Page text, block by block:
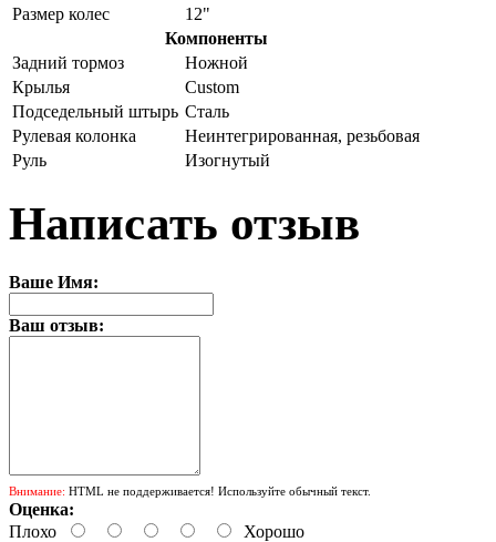
Размер колес
12"
Компоненты
Задний тормоз
Ножной
Крылья
Custom
Подседельный штырь Сталь
Рулевая колонка
Неинтегрированная, резьбовая
Руль
Изогнутый
Написать отзыв
Ваше Имя:
Ваш отзыв:
Внимание: HTML не поддерживается! Используйте обычный текст.
Оценка:
Плохо
Хорошо